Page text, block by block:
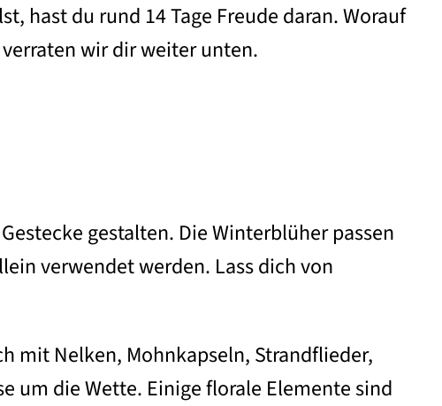
hast du rund 14 Tage Freude daran. Worauf
wir dir weiter unten.
gestalten. Die Winterblüher passen
verwendet werden. Lass dich von
mit Nelken, Mohnkapseln, Strandflieder,
um die Wette. Einige florale Elemente sind